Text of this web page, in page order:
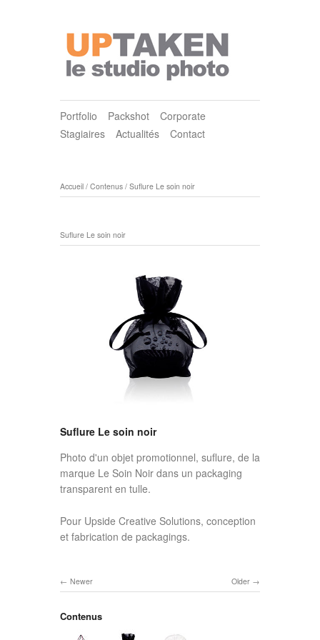
Portfolio Packshot
Corporate
Stagiaires
Actualités Contact
Accueil / Contenus / Suflure Le soin noir
Suflure Le soin noir
Suflure Le soin noir
Photo d'un objet promotionnel, suflure, de la
marque Le Soin Noir dans un packaging
transparent en tulle.
Pour Upside Creative Solutions, conception
et fabrication de packagings.
Older
Newer
Contenus